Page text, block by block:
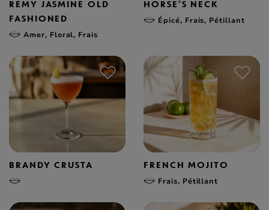
RÉMY JASMINE OLD
FASHIONED
Amer, Floral, Frais
HORSE’S NECK
Épicé, Frais, Pétillant
BRANDY CRUSTA FRENCH MOJITO
Frais, Pétillant